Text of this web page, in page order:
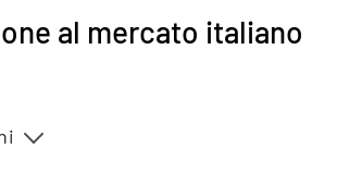
al mercato italiano